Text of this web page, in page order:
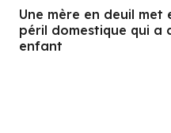
Une mère en deuil
péril domestique qui a
enfant